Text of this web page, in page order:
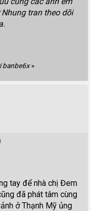
tran theo dõi
banbe6x»
tay để nhà chị Đem
đã phát tâm cùng
ở Thạnh Mỹ ủng